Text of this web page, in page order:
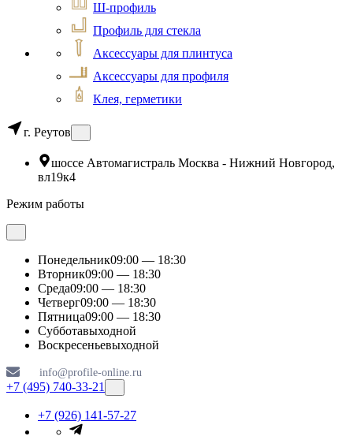
Ш-профиль
Профиль для стекла
Аксессуары для плинтуса
Аксессуары для профиля
Клея, герметики
г. Реутов
шоссе Автомагистраль Москва - Нижний Новгород,
вл19к4
Режим работы
Понедельник09:00 — 18:30
Вторник09:00 — 18:30
Среда09:00 — 18:30
Четверг09:00 — 18:30
Пятница09:00 — 18:30
Субботавыходной
Воскресеньевыходной
info@profile-online.ru
+7 (495) 740-33-21
+7 (926) 141-57-27